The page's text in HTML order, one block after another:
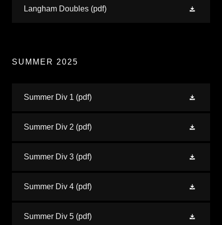
Langham Doubles (pdf)
SUMMER 2025
Summer Div 1 (pdf)
Summer Div 2 (pdf)
Summer Div 3 (pdf)
Summer Div 4 (pdf)
Summer Div 5 (pdf)